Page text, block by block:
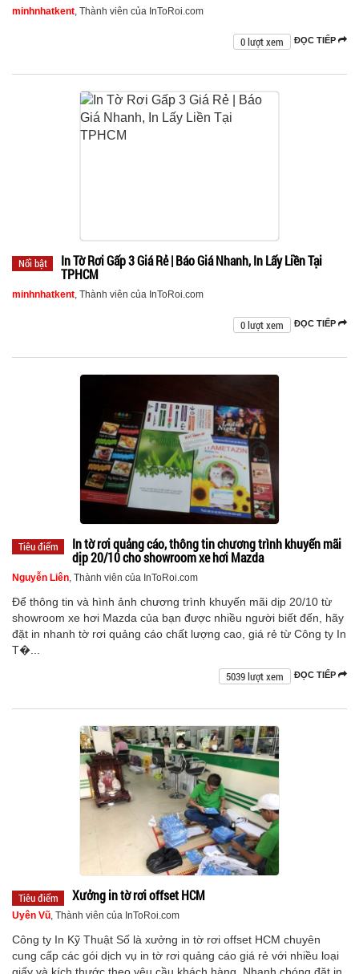
minhnhatkent , Thành viên của InToRoi.com
ĐỌC TIẾP
0 lượt xem
Nổi bật
In Tờ Rơi Gấp 3 Giá Rẻ | Báo Giá Nhanh, In Lấy Liền Tại
TPHCM
minhnhatkent , Thành viên của InToRoi.com
ĐỌC TIẾP
0 lượt xem
Tiêu điểm
In tờ rơi quảng cáo, thông tin chương trình khuyến mãi
dịp 20/10 cho showroom xe hơi Mazda
Nguyễn Liên , Thành viên của InToRoi.com
Để thông tin và hình ảnh chương trình khuyến mãi dịp 20/10 từ
showroom xe hơi Mazda của bạn được nhiều người biết đến, hãy
đặt in nhanh tờ rơi quảng cáo chất lượng cao, giá rẻ từ Công ty In
T�...
ĐỌC TIẾP
5039 lượt xem
Tiêu điểm Xưởng in tờ rơi offset HCM
Uyên Vũ , Thành viên của InToRoi.com
Công ty In Kỹ Thuật Số là xưởng in tờ rơi offset HCM chuyên
cung cấp các gói dịch vụ in tờ rơi quảng cáo giá rẻ với nhiều loại
giấy và kích thước theo yêu cầu khách hàng. Nhanh chóng đặt in